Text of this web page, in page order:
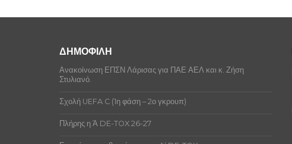
ΔΗΜΟΦΙΛΗ
Ανακοίνωση ΕΠΣΝ Λάρισας για ΠΑΕ ΑΕΛ και κ. Ζήση
Στυλιανό.
Σχολή UEFA C (1η φάση – 2ο γκρουπ)
Πλήρης η Ά DE-TOX 26-27